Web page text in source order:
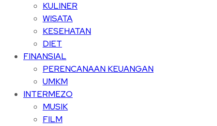
KULINER
WISATA
KESEHATAN
DIET
FINANSIAL
PERENCANAAN KEUANGAN
UMKM
INTERMEZO
MUSIK
FILM